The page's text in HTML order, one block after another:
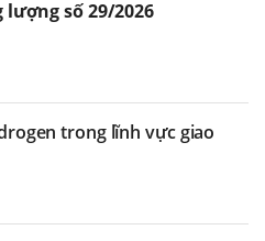
số 29/2026
trong lĩnh vực giao